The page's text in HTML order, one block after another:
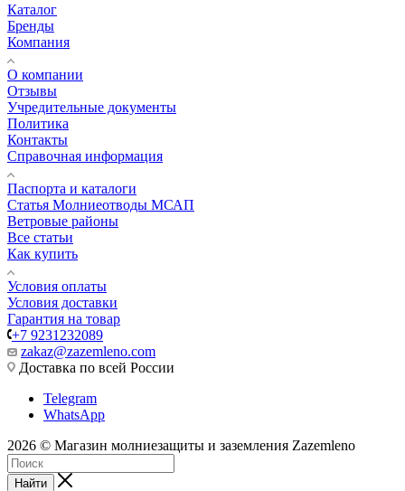
Каталог
Бренды
Компания
О компании
Отзывы
Учредительные документы
Политика
Контакты
Справочная информация
Паспорта и каталоги
Статья Молниеотводы МСАП
Ветровые районы
Все статьи
Как купить
Условия оплаты
Условия доставки
Гарантия на товар
+7 9231232089
zakaz@zazemleno.com
Доставка по всей России
Telegram
WhatsApp
2026 © Магазин молниезащиты и заземления Zazemleno
Найти